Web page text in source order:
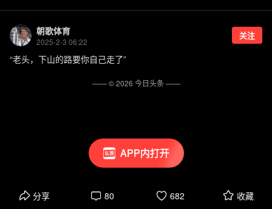
APP内打开
朝歌体育
2025-2-3 06:22
关注
“老头，下山的路要你自己走了”
分享 80 682 收藏
—— ©2026 今日头条——